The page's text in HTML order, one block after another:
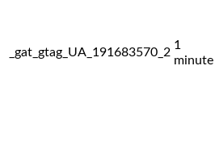
_gat_gtag_UA_191683570_2
1
minute